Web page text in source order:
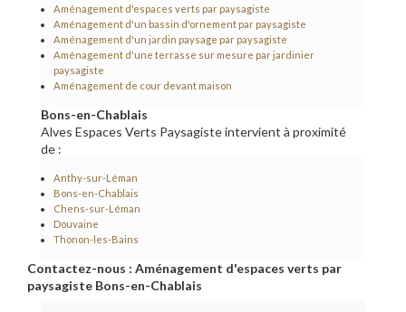
Aménagement d'espaces verts par paysagiste
Aménagement d'un bassin d'ornement par paysagiste
Aménagement d'un jardin paysage par paysagiste
Aménagement d'une terrasse sur mesure par jardinier
paysagiste
Aménagement de cour devant maison
Bons-en-Chablais
Alves Espaces Verts Paysagiste intervient à proximité
de :
Anthy-sur-Léman
Bons-en-Chablais
Chens-sur-Léman
Douvaine
Thonon-les-Bains
Contactez-nous : Aménagement d'espaces verts par
paysagiste Bons-en-Chablais